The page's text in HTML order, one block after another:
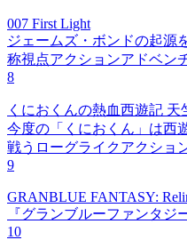
007 First Light
ジェームズ・ボンドの起源
称視点アクションアドベン
8
くにおくんの熱血西遊記 天
今度の「くにおくん」は西
戦うローグライクアクショ
9
GRANBLUE FANTASY:
『グランブルーファンタジ
10